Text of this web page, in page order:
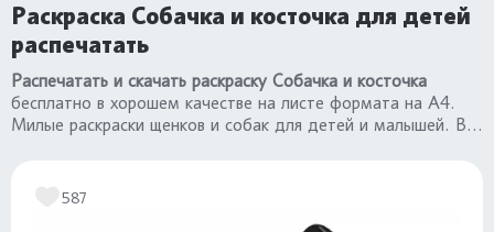
Раскраска Собачка и косточка для детей
распечатать
Распечатать и скачать раскраску Собачка и косточка
бесплатно в хорошем качестве на листе формата на А4.
Милые раскраски щенков и собак для детей и малышей. Все
587